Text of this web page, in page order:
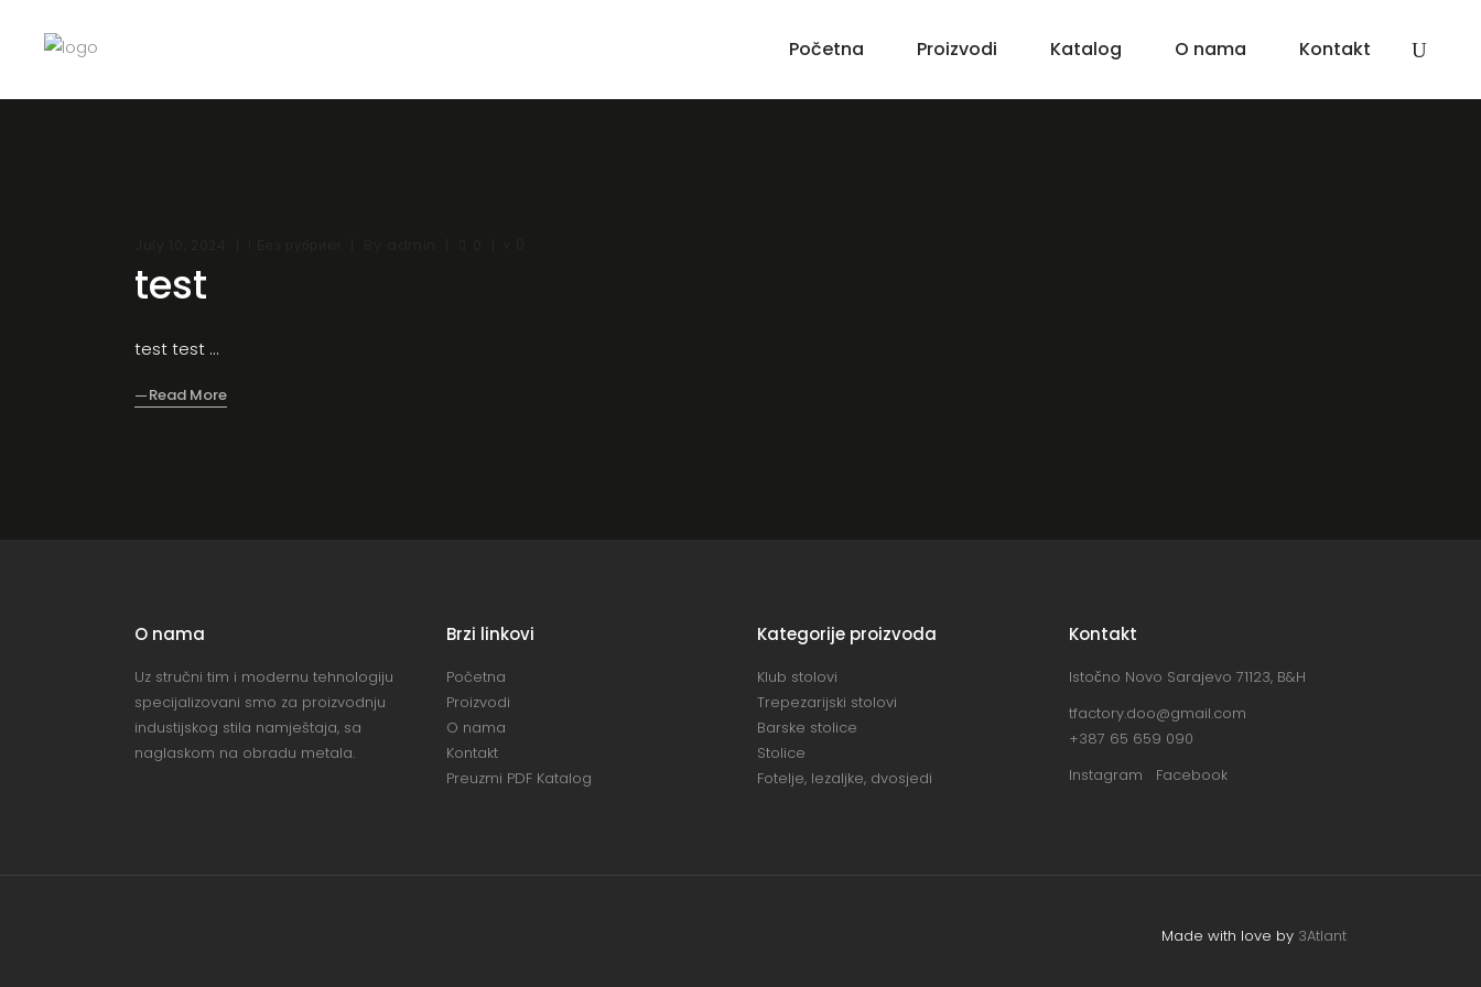
Početna Proizvodi Katalog O nama Kontakt
test
test test
Read More
O nama
Uz stručni tim i modernu tehnologiju
specijalizovani smo za proizvodnju
industijskog stila namještaja, sa
naglaskom na obradu metala.
Brzi linkovi
Početna
Proizvodi
O nama
Kontakt
Preuzmi PDF Katalog
Kategorije proizvoda
Klub stolovi
Trepezarijski stolovi
Barske stolice
Stolice
Fotelje, lezaljke, dvosjedi
Kontakt
Istočno Novo Sarajevo 71123, B&H
tfactory.doo@gmail.com
+387 65 659 090
Instagram Facebook
Made with love by 3Atlant